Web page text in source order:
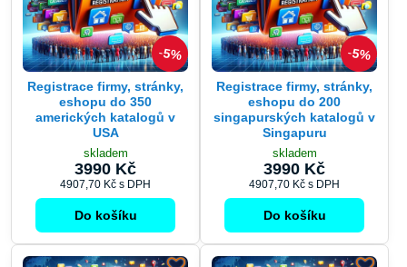
5%
Registrace firmy, stránky,
eshopu do 350
amerických katalogů v
USA
skladem
3990 Kč
4907,70 Kč s DPH
Do košíku
5%
Registrace firmy, stránky,
eshopu do 200
singapurských katalogů v
Singapuru
skladem
3990 Kč
4907,70 Kč s DPH
Do košíku